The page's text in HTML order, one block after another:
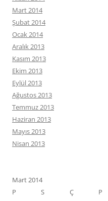
Mart 2014
Şubat 2014
Ocak 2014
Aralık 2013
Kasım 2013
Ekim 2013
Eylül 2013
Ağustos 2013
Temmuz 2013
Haziran 2013
Mayıs 2013
Nisan 2013
Mart 2014
P
S Ç P